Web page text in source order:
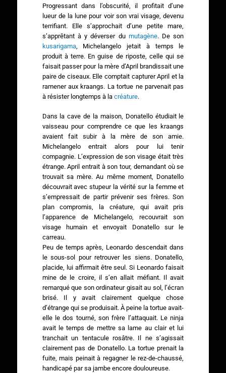
Progressant dans l’obscurité, il profitait d’une
lueur de la lune pour voir son vrai visage, devenu
terrifiant. Elle s’approchait d’une petite mare,
s’apprêtant à y déverser du mutagène. De son
kusarigama, Michelangelo jetait à temps le
produit à terre. En guise de riposte, celle qui se
faisait passer pour la mère d’April brandissait une
paire de ciseaux. Elle comptait capturer April et la
ramener aux kraangs. La tortue ne parvenait pas
à résister longtemps à la créature.
Dans la cave de la maison, Donatello étudiait le
vaisseau pour comprendre ce que les kraangs
avaient fait subir à la mère de son amie.
Michelangelo entrait alors pour lui tenir
compagnie. L’expression de son visage était très
étrange. April entrait à son tour, demandant où se
trouvait sa mère. Au même moment, Donatello
découvrait avec stupeur la vérité sur la femme et
s’empressait de partir prévenir ses frères. Son
plan compromis, la créature, qui avait pris
l’apparence de Michelangelo, recouvrait son
visage humain et envoyait Donatello sur le
carreau.
Peu de temps après, Leonardo descendait dans
le sous-sol pour retrouver les siens. Donatello,
placide, lui affirmait être seul. Si Leonardo faisait
mine de le croire, il s’en allait méfiant. Il avait
remarqué que son ordinateur gisait au sol, l’écran
brisé. Il y avait clairement quelque chose
d’étrange qui se produisait. À peine la tortue avait-
elle le dos tourné, son frère l’attaquait. Le ninja
avait le temps de mettre sa lame au clair et lui
tranchait un tentacule rosâtre. Il ne s’agissait
clairement pas de Donatello. La tortue prenait la
fuite, mais peinait à regagner le rez-de-chaussé,
handicapé par sa jambe encore douloureuse.